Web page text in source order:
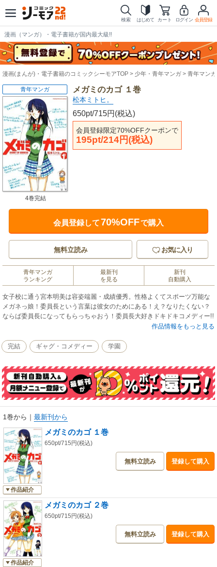
検索 はじめて カート ログイン 会員登録
漫画（マンガ）・電子書籍が国内最大級!!
漫画(まんが)・電子書籍のコミックシーモアTOP 少年・青年マンガ 青年マンガ
メガミのカゴ １巻
松本ミトヒ。
650pt/715円(税込)
会員登録限定70%OFFクーポンで
195pt/214円(税込)
青年マンガ
4巻完結
会員登録して70%OFFで購入
無料立読み お気に入り
青年マンガ
ランキング
最新刊
を見る
新刊
自動購入
女子校に通う宮本明美は容姿端麗・成績優秀。性格よくてスポーツ万能な
メガネっ娘！委員長という言葉は彼女のためにある！え？なりたくない？
ならば委員長になってもらっちゃおう！委員長大好きドキドキコメディー!!
作品情報をもっと見る
完結 ギャグ・コメディー 学園
1巻から ｜ 最新刊から
作品紹介
メガミのカゴ １巻
650pt/715円(税込)
無料立読み 登録して購入
作品紹介
メガミのカゴ ２巻
650pt/715円(税込)
無料立読み 登録して購入